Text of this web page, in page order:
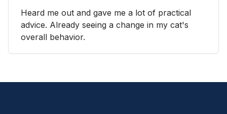
Heard me out and gave me a lot of practical
advice. Already seeing a change in my cat's
overall behavior.